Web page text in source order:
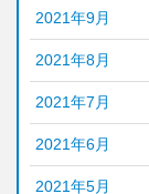
2021年9月
2021年8月
2021年7月
2021年6月
2021年5月